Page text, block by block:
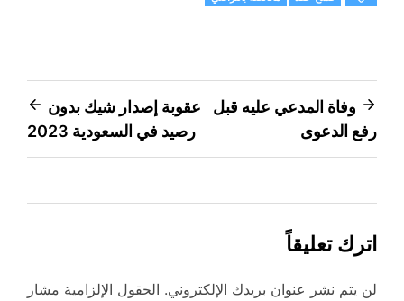
تصفّح
المقالات
وفاة المدعي عليه قبل
رفع الدعوى
عقوبة إصدار شيك بدون
رصيد في السعودية 2023
اترك تعليقاً
لن يتم نشر عنوان بريدك الإلكتروني. الحقول الإلزامية مشار